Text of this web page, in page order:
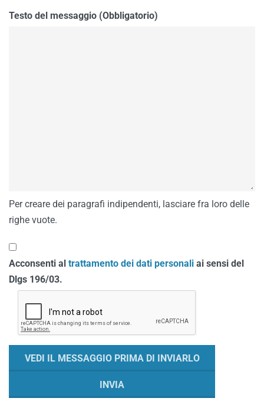
Testo del messaggio (Obbligatorio)
Per creare dei paragrafi indipendenti, lasciare fra loro delle
righe vuote.
Acconsenti al trattamento dei dati personali ai sensi del
Dlgs 196/03.